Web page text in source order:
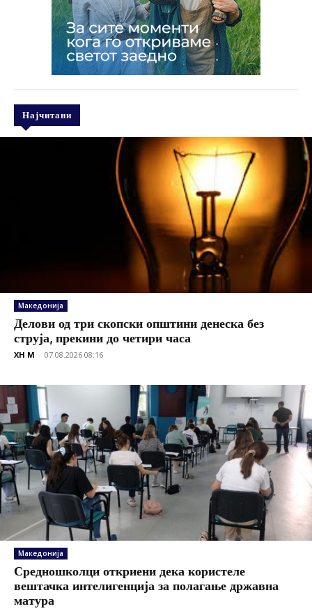
Најчитани
Македонија
Делови од три скопски општини денеска без
струја, прекини до четири часа
XH M - 07.08.2026 08:16
Македонија
Средношколци откриени дека користеле
вештачка интелигенција за полагање државна
матура